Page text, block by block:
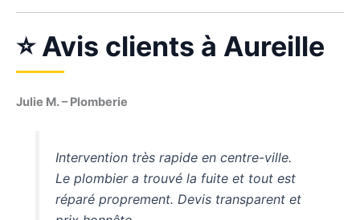
⭐ Avis clients à Aureille
Julie M. – Plomberie
Intervention très rapide en centre-ville.
Le plombier a trouvé la fuite et tout est
réparé proprement. Devis transparent et